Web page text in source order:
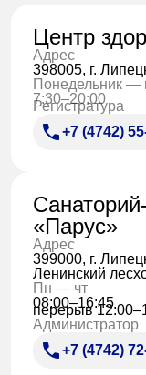
Центр
Адрес
398005, г.
Понедельник —
7:30–20:00
Регистратура
+7 (4742)
«Парус»
Адрес
399000, г.
Ленинский
Пн — чт
08:00–16:45
перерыв
Администратор
+7 (4742)